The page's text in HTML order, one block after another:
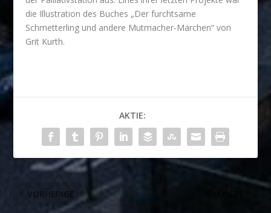
die Illustration des Buches „Der furchtsame
Schmetterling und andere Mutmacher-Märchen“ von
Grit Kurth.
AKTIE:
VORHERIGE